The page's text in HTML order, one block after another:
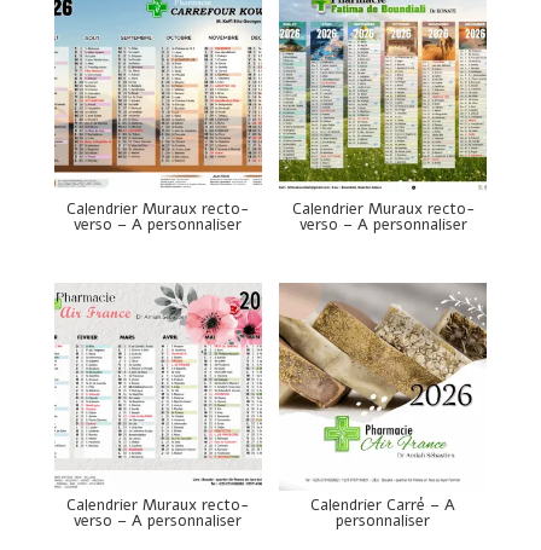
Calendrier Muraux recto-
verso – A personnaliser
Calendrier Muraux recto-
verso – A personnaliser
Calendrier Muraux recto-
verso – A personnaliser
Calendrier Carré – A
personnaliser